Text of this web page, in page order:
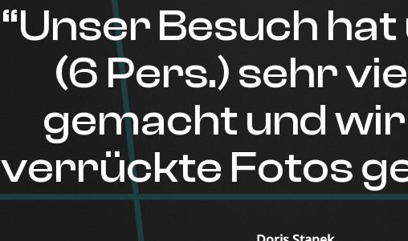
“Unser Besuch hat
(6 Pers.) sehr
gemacht und wir
verrückte Fotos